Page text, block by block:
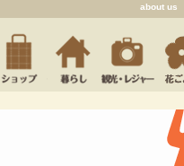
about us